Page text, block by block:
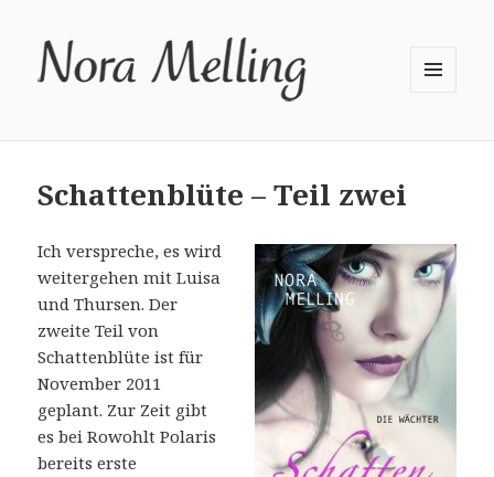
WIDGETS
Schattenblüte – Teil zwei
Ich verspreche, es wird
weitergehen mit Luisa
und Thursen. Der
zweite Teil von
Schattenblüte ist für
November 2011
geplant. Zur Zeit gibt
es bei Rowohlt Polaris
bereits erste